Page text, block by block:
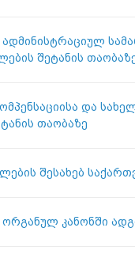
შეტანის
და
თაობაზე
შესახებ
კანონში